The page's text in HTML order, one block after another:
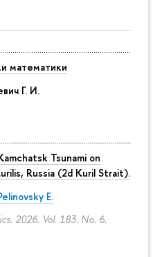
математики
Г. И.
Tsunami on
Russia (2d Kuril Strait).
E.
2026. Vol. 183. No. 6.